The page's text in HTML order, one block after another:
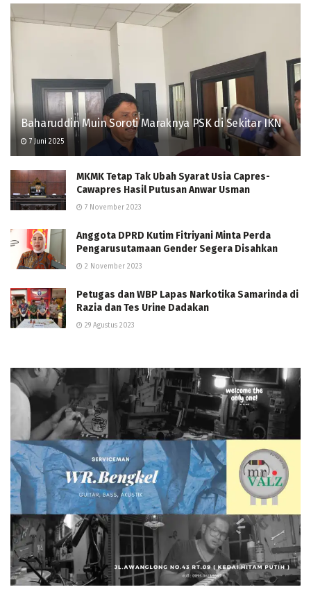
Baharuddin Muin Soroti Maraknya PSK di Sekitar IKN
7 Juni 2025
MKMK Tetap Tak Ubah Syarat Usia Capres-
Cawapres Hasil Putusan Anwar Usman
7 November 2023
Anggota DPRD Kutim Fitriyani Minta Perda
Pengarusutamaan Gender Segera Disahkan
2 November 2023
Petugas dan WBP Lapas Narkotika Samarinda di
Razia dan Tes Urine Dadakan
29 Agustus 2023